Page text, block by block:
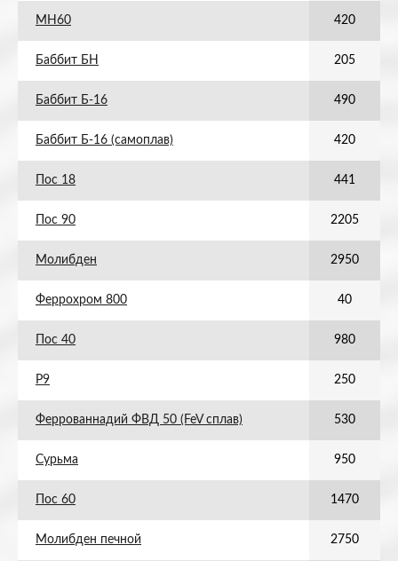
МН60 420
Баббит БН 205
Баббит Б-16 490
Баббит Б-16 (самоплав) 420
Пос 18 441
Пос 90 2205
Молибден 2950
Феррохром 800 40
Пос 40 980
Р9 250
Феррованнадий ФВД 50 (FeV сплав) 530
Сурьма 950
Пос 60 1470
Молибден печной 2750